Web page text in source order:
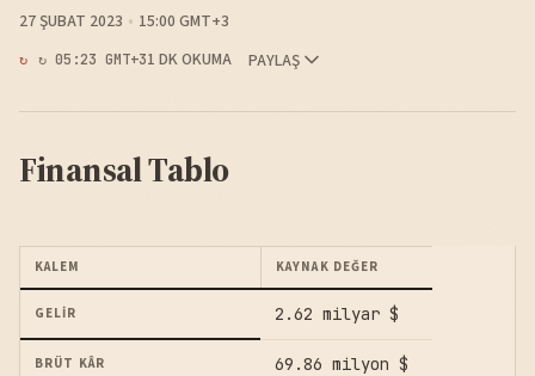
27 ŞUBAT 2023 15:00 GMT+3
↻ 05:23 GMT+31 DK OKUMA PAYLAŞ
Finansal Tablo
KALEM KAYNAK DEĞER
GELIR 2.62 milyar $
BRÜT KÂR 69.86 milyon $